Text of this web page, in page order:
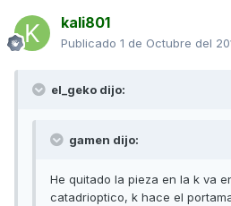
kali801
Publicado 1 de Octubre del
el_geko dijo:
gamen dijo:
He quitado la pieza en la k va
catadrioptico, k hace el